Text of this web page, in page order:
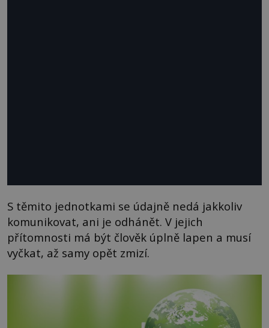
S těmito jednotkami se údajně nedá jakkoliv
komunikovat, ani je odhánět. V jejich
přítomnosti má být člověk úplně lapen a musí
vyčkat, až samy opět zmizí.